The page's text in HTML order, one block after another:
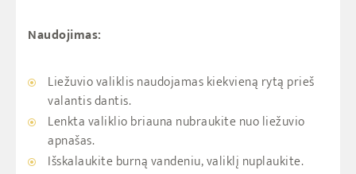
Naudojimas:
Liežuvio valiklis naudojamas kiekvieną rytą prieš
valantis dantis.
Lenkta valiklio briauna nubraukite nuo liežuvio
apnašas.
Išskalaukite burną vandeniu, valiklį nuplaukite.